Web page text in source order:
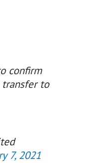
confirm
transfer to
7, 2021